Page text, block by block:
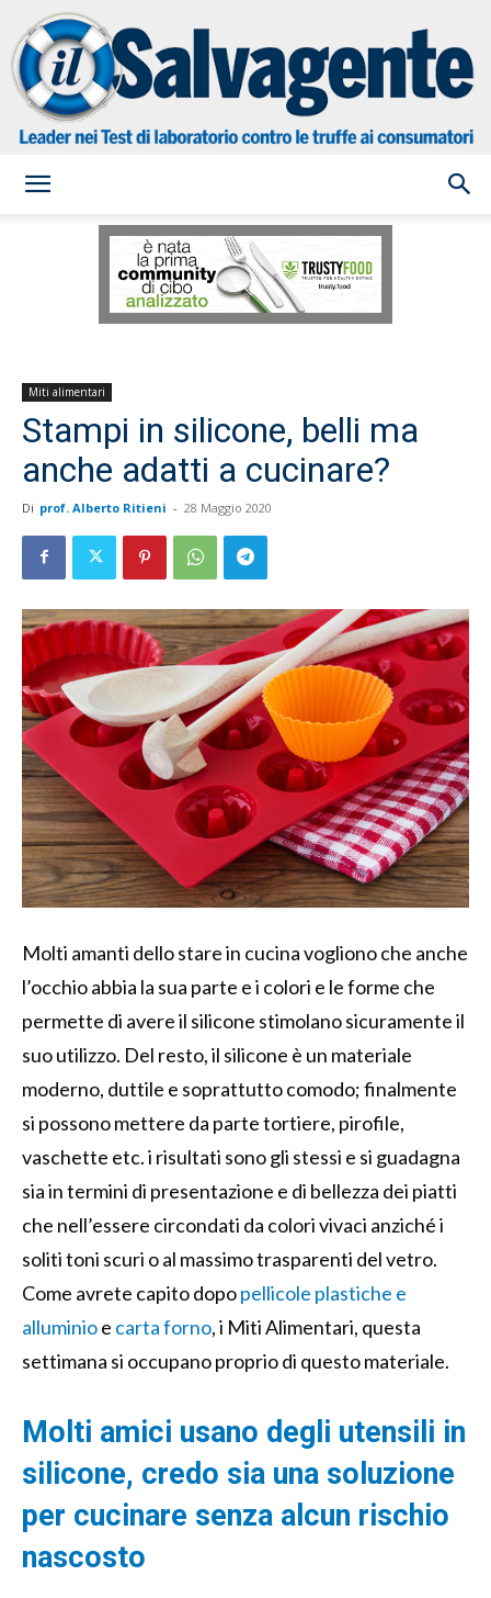
Salvagente
Miti alimentari
Stampi in silicone, belli ma
anche adatti a cucinare?
Di prof. Alberto Ritieni - 28 Maggio 2020
Molti amanti dello stare in cucina vogliono che anche
l’occhio abbia la sua parte e i colori e le forme che
permette di avere il silicone stimolano sicuramente il
suo utilizzo. Del resto, il silicone è un materiale
moderno, duttile e soprattutto comodo; finalmente
si possono mettere da parte tortiere, pirofile,
vaschette etc. i risultati sono gli stessi e si guadagna
sia in termini di presentazione e di bellezza dei piatti
che nell’essere circondati da colori vivaci anziché i
soliti toni scuri o al massimo trasparenti del vetro.
Come avrete capito dopopellicole plastiche e
alluminioe carta forno, i Miti Alimentari, questa
settimana si occupano proprio di questo materiale.
Molti amici usano degli utensili in
silicone, credo sia una soluzione
per cucinare senza alcun rischio
nascosto